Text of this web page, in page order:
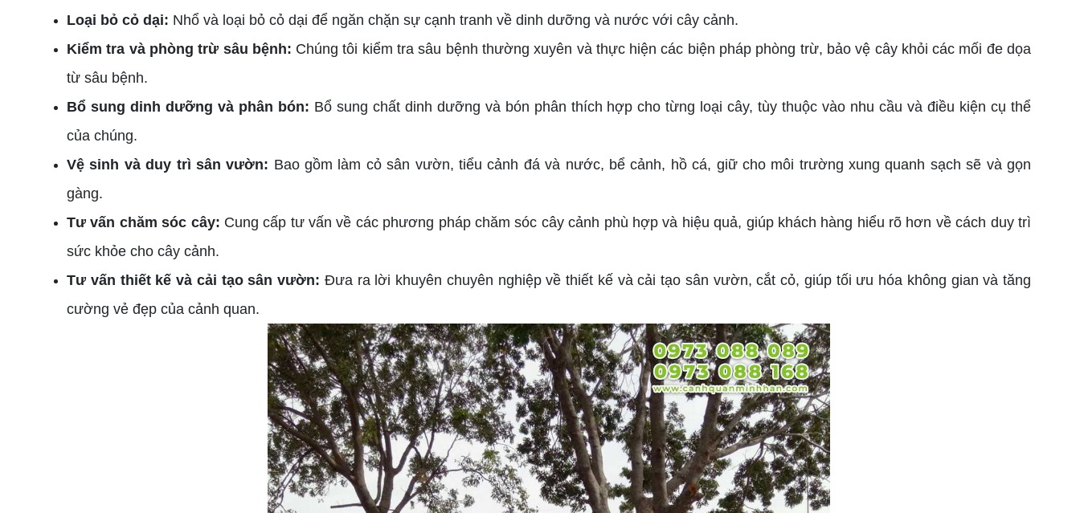
Loại bỏ cỏ dại: Nhổ và loại bỏ cỏ dại để ngăn chặn sự cạnh tranh về dinh dưỡng và nước với cây cảnh.
Kiểm tra và phòng trừ sâu bệnh: Chúng tôi kiểm tra sâu bệnh thường xuyên và thực hiện các biện pháp phòng trừ, bảo vệ cây khỏi các mối đe dọa
từ sâu bệnh.
Bổ sung dinh dưỡng và phân bón: Bổ sung chất dinh dưỡng và bón phân thích hợp cho từng loại cây, tùy thuộc vào nhu cầu và điều kiện cụ thể
của chúng.
Vệ sinh và duy trì sân vườn: Bao gồm làm cỏ sân vườn, tiểu cảnh đá và nước, bể cảnh, hồ cá, giữ cho môi trường xung quanh sạch sẽ và gọn
gàng.
Tư vấn chăm sóc cây: Cung cấp tư vấn về các phương pháp chăm sóc cây cảnh phù hợp và hiệu quả, giúp khách hàng hiểu rõ hơn về cách duy trì
sức khỏe cho cây cảnh.
Tư vấn thiết kế và cải tạo sân vườn: Đưa ra lời khuyên chuyên nghiệp về thiết kế và cải tạo sân vườn, cắt cỏ, giúp tối ưu hóa không gian và tăng
cường vẻ đẹp của cảnh quan.